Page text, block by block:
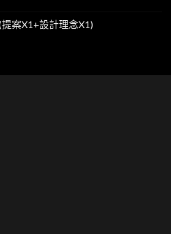
案X1+設計理念X1)